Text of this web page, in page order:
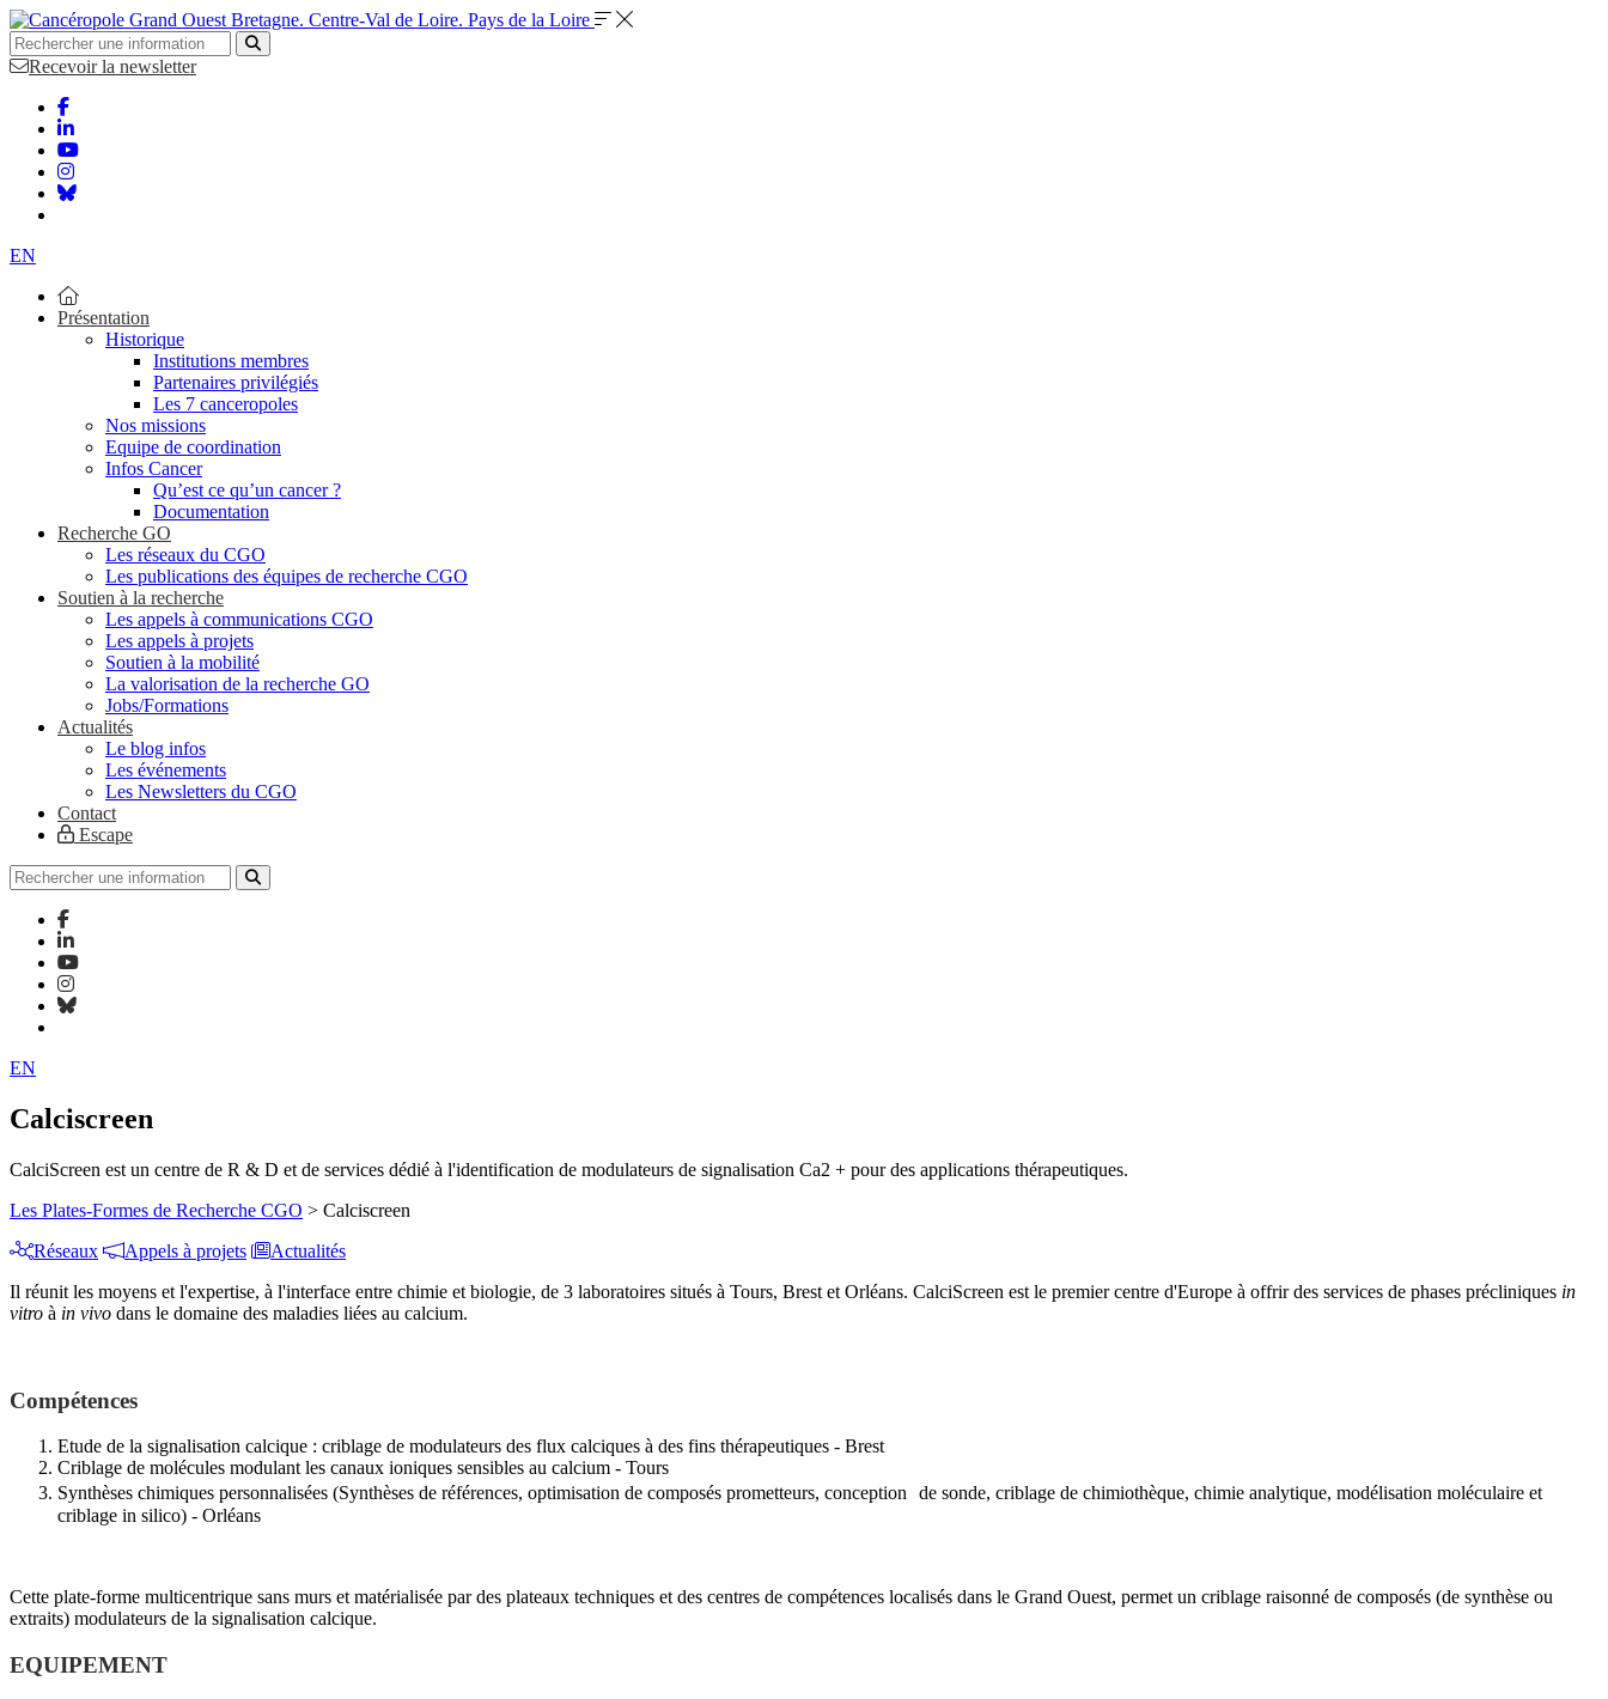
Bretagne. Centre-Val de Loire. Pays de la Loire
Recevoir la newsletter
EN
Présentation
Historique
Institutions membres
Partenaires privilégiés
Les 7 canceropoles
Nos missions
Equipe de coordination
Infos Cancer
Qu’est ce qu’un cancer ?
Documentation
Recherche GO
Les réseaux du CGO
Les publications des équipes de recherche CGO
Soutien à la recherche
Les appels à communications CGO
Les appels à projets
Soutien à la mobilité
La valorisation de la recherche GO
Jobs/Formations
Actualités
Le blog infos
Les événements
Les Newsletters du CGO
Contact
Escape
EN
Calciscreen
CalciScreen est un centre de R & D et de services dédié à l'identification de modulateurs de signalisation Ca2 + pour des applications thérapeutiques.
Les Plates-Formes de Recherche CGO > Calciscreen
Réseaux
Appels à projets
Actualités
Il réunit les moyens et l'expertise, à l'interface entre chimie et biologie, de 3 laboratoires situés à Tours, Brest et Orléans. CalciScreen est le premier centre d'Europe à offrir des services de phases précliniques in
vitro à in vivo dans le domaine des maladies liées au calcium.
Compétences
Etude de la signalisation calcique : criblage de modulateurs des flux calciques à des fins thérapeutiques - Brest
Criblage de molécules modulant les canaux ioniques sensibles au calcium - Tours
Synthèses chimiques personnalisées (Synthèses de références, optimisation de composés prometteurs, conception de sonde, criblage de chimiothèque, chimie analytique, modélisation moléculaire et
criblage in silico) - Orléans
Cette plate-forme multicentrique sans murs et matérialisée par des plateaux techniques et des centres de compétences localisés dans le Grand Ouest, permet un criblage raisonné de composés (de synthèse ou
extraits) modulateurs de la signalisation calcique.
EQUIPEMENT